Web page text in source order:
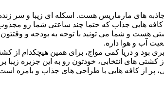
های مارماریس هست. اسکله ای زیبا و سر
کافه هایی جذاب که حتما چند ساعتی شما رو
و شما می تونید با توجه به بودجه و
آب و هوا داره.
بود و دریا کمی مواج، برای همین هیچکدام از
کشتی های انتخابی، خودتون رو به این جزیره زیبا
پر از کافه هایی با طراحی های جذاب و بامزه